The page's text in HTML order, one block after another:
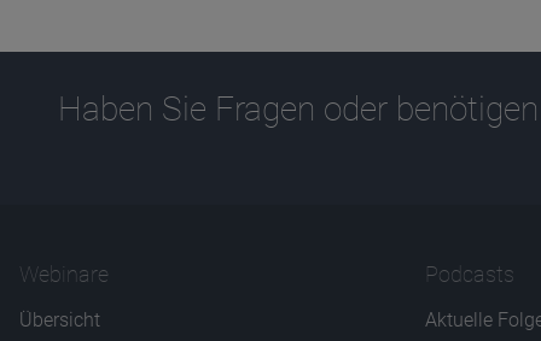
Haben Sie Fragen oder
Webinare
Übersicht
Podcasts
Aktuelle